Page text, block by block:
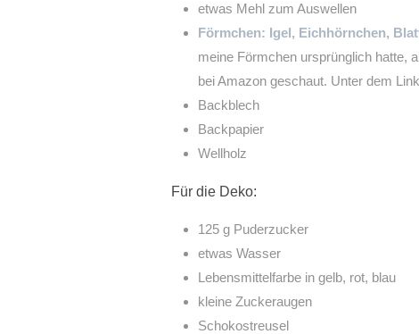
etwas Mehl zum Auswellen
Förmchen: Igel, Eichhörnchen,
meine Förmchen ursprünglich hatte,
bei Amazon geschaut. Unter dem
Backblech
Backpapier
Wellholz
Für die Deko:
125 g Puderzucker
etwas Wasser
Lebensmittelfarbe in gelb, rot, blau
kleine Zuckeraugen
Schokostreusel